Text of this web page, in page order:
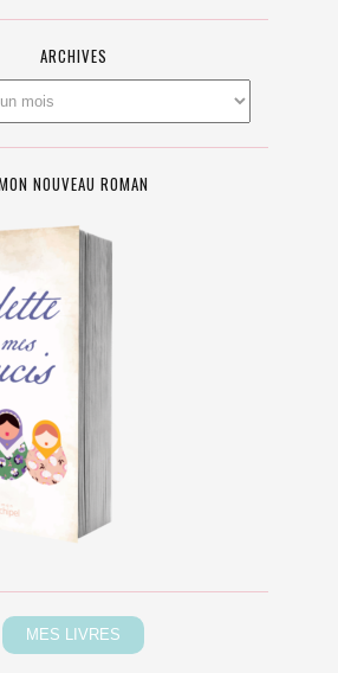
ARCHIVES
NOUVEAU ROMAN